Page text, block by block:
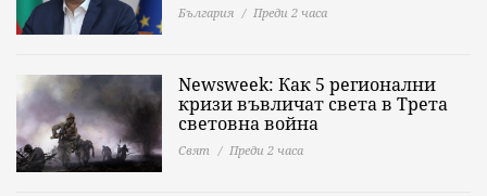
България Преди 2 часа
Newsweek: Как 5 регионални
кризи въвличат света в Трета
световна война
Свят Преди 2 часа